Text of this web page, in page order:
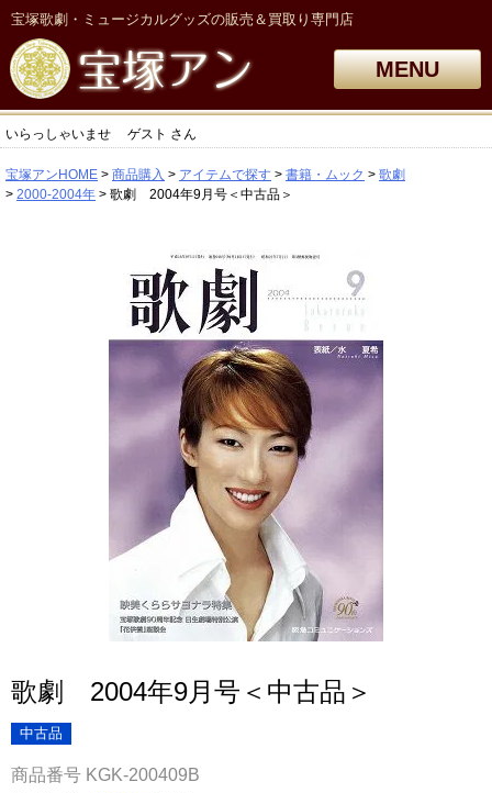
宝塚歌劇・ミュージカルグッズの販売＆買取り専門店
MENU
いらっしゃいませ ゲスト さん
宝塚アンHOME 商品購入 アイテムで探す 書籍・ムック
歌劇
2000-2004年
歌劇 2004年9月号＜中古品＞
歌劇 2004年9月号＜中古品＞
中古品
商品番号 KGK-200409B